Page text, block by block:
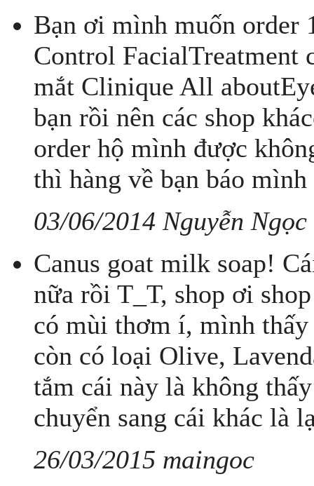
Bạn ơi mình muốn
Control FacialTreatment
mắt Clinique All
bạn rồi nên các shop
order hộ mình được
thì hàng về bạn báo
03/06/2014 Nguyễn Ngọc
Canus goat milk soap!
nữa rồi T_T, shop ơi
có mùi thơm í, mình thấy
còn có loại Olive,
tắm cái này là không
chuyển sang cái khác là
26/03/2015 maingoc